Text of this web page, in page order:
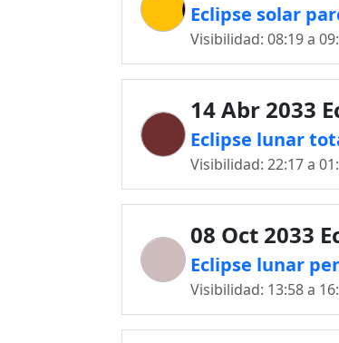
Eclipse solar
Visibilidad: 08:19 a
14 Abr 2033
Eclipse lunar
Visibilidad: 22:17 a
08 Oct 2033
Eclipse lunar
Visibilidad: 13:58 a